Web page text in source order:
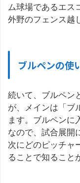
ム球場であるエス
外野のフェンス越
ブルペンの使
続いて、ブルペン
が、メインは「ブ
ます。ブルペンに
なので、試合展開
次にどのピッチャ
ることで知ること